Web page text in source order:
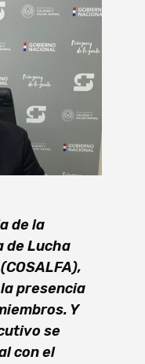
de la
de Lucha
presencia
Y
se
con el